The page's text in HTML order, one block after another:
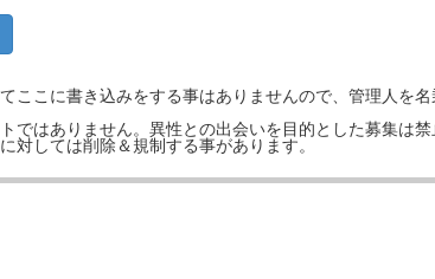
ここに書き込みをする事はありませんので、管理人を
ではありません。異性との出会いを目的とした募集は禁
対しては削除＆規制する事があります。